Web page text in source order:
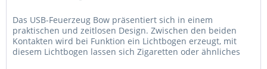
Das USB-Feuerzeug Bow präsentiert sich in einem
praktischen und zeitlosen Design. Zwischen den beiden
Kontakten wird bei Funktion ein Lichtbogen erzeugt, mit
diesem Lichtbogen lassen sich Zigaretten oder ähnliches